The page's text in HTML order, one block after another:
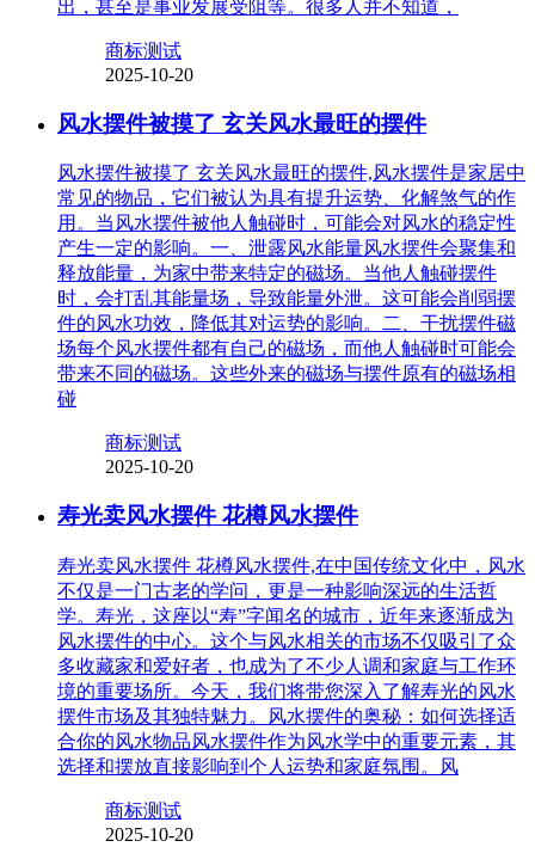
出，甚至是事业发展受阻等。很多人并不知道，
商标测试
2025-10-20
风水摆件被摸了 玄关风水最旺的摆件
风水摆件被摸了 玄关风水最旺的摆件,风水摆件是家居中
常见的物品，它们被认为具有提升运势、化解煞气的作
用。当风水摆件被他人触碰时，可能会对风水的稳定性
产生一定的影响。一、泄露风水能量风水摆件会聚集和
释放能量，为家中带来特定的磁场。当他人触碰摆件
时，会打乱其能量场，导致能量外泄。这可能会削弱摆
件的风水功效，降低其对运势的影响。二、干扰摆件磁
场每个风水摆件都有自己的磁场，而他人触碰时可能会
带来不同的磁场。这些外来的磁场与摆件原有的磁场相
碰
商标测试
2025-10-20
寿光卖风水摆件 花樽风水摆件
寿光卖风水摆件 花樽风水摆件,在中国传统文化中，风水
不仅是一门古老的学问，更是一种影响深远的生活哲
学。寿光，这座以“寿”字闻名的城市，近年来逐渐成为
风水摆件的中心。这个与风水相关的市场不仅吸引了众
多收藏家和爱好者，也成为了不少人调和家庭与工作环
境的重要场所。今天，我们将带您深入了解寿光的风水
摆件市场及其独特魅力。风水摆件的奥秘：如何选择适
合你的风水物品风水摆件作为风水学中的重要元素，其
选择和摆放直接影响到个人运势和家庭氛围。风
商标测试
2025-10-20